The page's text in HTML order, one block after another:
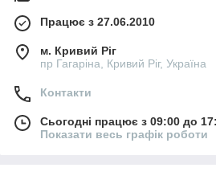
Працює з 27.06.2010
м. Кривий Ріг
пр Гагаріна, Кривий Ріг, Україна
Контакти
Сьогодні працює з 09:00 до
Показати весь графік роботи